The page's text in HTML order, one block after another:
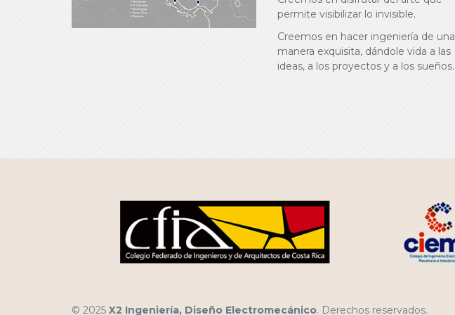
permite visibilizar lo invisible.
Creemos en hacer ingeniería de una
manera exquisita, dándole vida a las
ideas, a los proyectos y a los sueños.
© 2025 X2 Ingeniería, Diseño Electromecánico. Derechos reservados.